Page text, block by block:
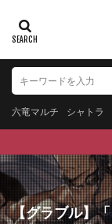
六竜マルチ シャトラ
【グラブル】